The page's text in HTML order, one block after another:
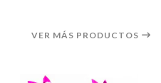
VER MÁS PRODUCTOS